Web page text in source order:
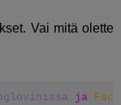
Vai mitä olette
ja